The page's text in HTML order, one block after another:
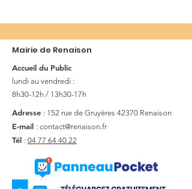
Mairie de Renaison
Accueil du Public
lundi au vendredi :
8h30-12h / 13h30-17h
Adresse : 152 rue de Gruyères 42370 Renaison
E-mail : contact@renaison.fr
Tél : 04 77 64 40 22